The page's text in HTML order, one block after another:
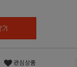
관심상품